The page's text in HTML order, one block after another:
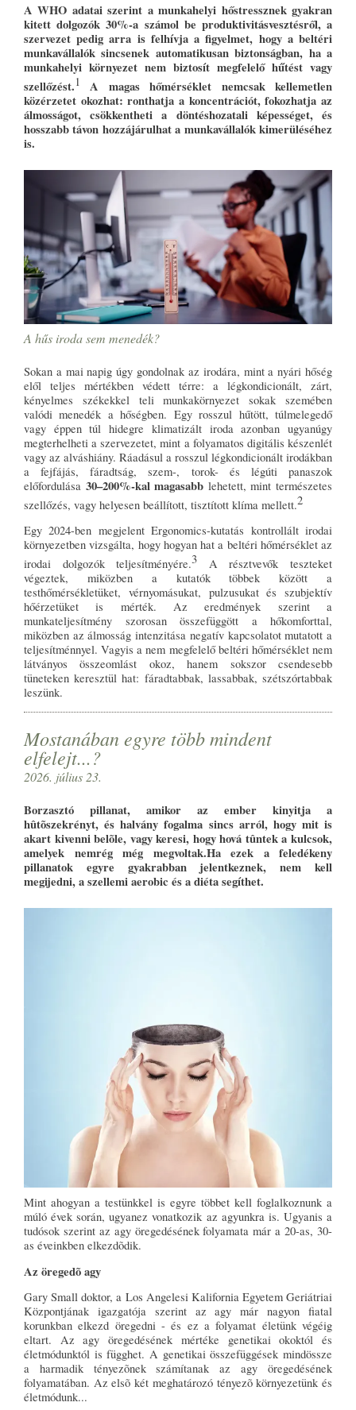
A WHO adatai szerint a munkahelyi hőstressznek gyakran
kitett dolgozók 30%-a számol be produktivitásvesztésről, a
szervezet pedig arra is felhívja a figyelmet, hogy a beltéri
munkavállalók sincsenek automatikusan biztonságban, ha a
munkahelyi környezet nem biztosít megfelelő hűtést vagy
szellőzést.1
A magas hőmérséklet nemcsak kellemetlen
közérzetet okozhat: ronthatja a koncentrációt, fokozhatja az
álmosságot, csökkentheti a döntéshozatali képességet, és
hosszabb távon hozzájárulhat a munkavállalók kimerüléséhez
is.
A hűs iroda sem menedék?
Sokan a mai napig úgy gondolnak az irodára, mint a nyári hőség
elől teljes mértékben védett térre: a légkondicionált, zárt,
kényelmes székekkel teli munkakörnyezet sokak szemében
valódi menedék a hőségben. Egy rosszul hűtött, túlmelegedő
vagy éppen túl hidegre klimatizált iroda azonban ugyanúgy
megterhelheti a szervezetet, mint a folyamatos digitális készenlét
vagy az alváshiány. Ráadásul a rosszul légkondicionált irodákban
a fejfájás, fáradtság, szem-, torok- és légúti panaszok
előfordulása 30–200%-kal magasabb lehetett, mint természetes
szellőzés, vagy helyesen beállított, tisztított klíma mellett.2
Egy 2024-ben megjelent Ergonomics-kutatás kontrollált irodai
környezetben vizsgálta, hogy hogyan hat a beltéri hőmérséklet az
irodai dolgozók teljesítményére.3 A résztvevők teszteket
végeztek, miközben a kutatók többek között a
testhőmérsékletüket, vérnyomásukat, pulzusukat és szubjektív
hőérzetüket is mérték. Az eredmények szerint a
munkateljesítmény szorosan összefüggött a hőkomforttal,
miközben az álmosság intenzitása negatív kapcsolatot mutatott a
teljesítménnyel. Vagyis a nem megfelelő beltéri hőmérséklet nem
látványos összeomlást okoz, hanem sokszor csendesebb
tüneteken keresztül hat: fáradtabbak, lassabbak, szétszórtabbak
leszünk.
Mostanában egyre több mindent
elfelejt...?
2026. július 23.
Borzasztó pillanat, amikor az ember kinyitja a
hûtõszekrényt, és halvány fogalma sincs arról, hogy mit is
akart kivenni belõle, vagy keresi, hogy hová tûntek a kulcsok,
amelyek nemrég még megvoltak.Ha ezek a feledékeny
pillanatok egyre gyakrabban jelentkeznek, nem kell
megijedni, a szellemi aerobic és a diéta segíthet.
Mint ahogyan a testünkkel is egyre többet kell foglalkoznunk a
múló évek során, ugyanez vonatkozik az agyunkra is. Ugyanis a
tudósok szerint az agy öregedésének folyamata már a 20-as, 30-
as éveinkben elkezdõdik.
Az öregedõ agy
Gary Small doktor, a Los Angelesi Kalifornia Egyetem Geriátriai
Központjának igazgatója szerint az agy már nagyon fiatal
korunkban elkezd öregedni - és ez a folyamat életünk végéig
eltart. Az agy öregedésének mértéke genetikai okoktól és
életmódunktól is függhet. A genetikai összefüggések mindössze
a harmadik tényezõnek számítanak az agy öregedésének
folyamatában. Az elsõ két meghatározó tényezõ környezetünk és
életmódunk...